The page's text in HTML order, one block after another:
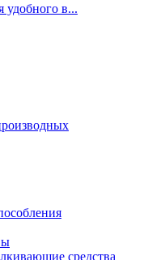
удобного в...
средства